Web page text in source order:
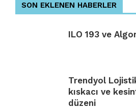
SON EKLENEN HABERLER
ILO 193 ve
Trendyol
kıskacı ve
düzeni